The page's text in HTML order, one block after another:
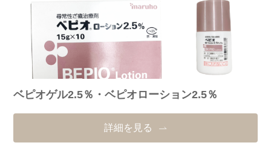
ベピオゲル2.5％・ベピオローション2.5％
詳細を見る